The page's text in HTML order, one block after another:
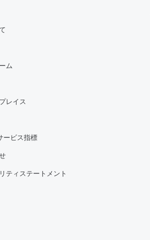
ム
レイス
ービス指標
ティステートメント